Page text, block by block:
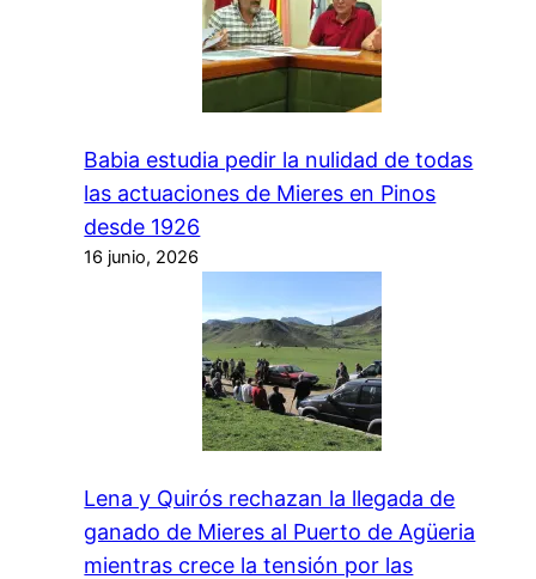
Babia estudia pedir la nulidad de todas
las actuaciones de Mieres en Pinos
desde 1926
16 junio, 2026
Lena y Quirós rechazan la llegada de
ganado de Mieres al Puerto de Agüeria
mientras crece la tensión por las